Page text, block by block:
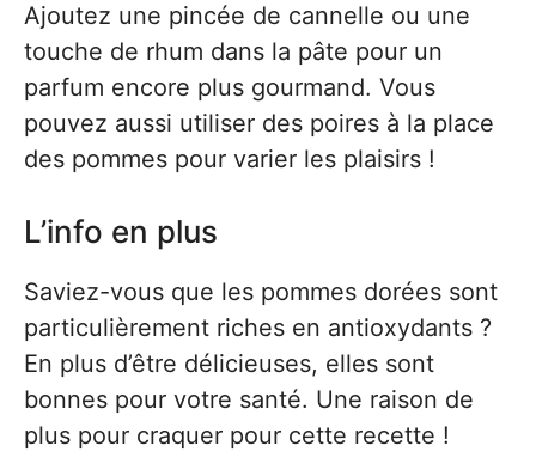
Ajoutez une pincée de cannelle ou une
touche de rhum dans la pâte pour un
parfum encore plus gourmand. Vous
pouvez aussi utiliser des poires à la place
des pommes pour varier les plaisirs !
L’info en plus
Saviez-vous que les pommes dorées sont
particulièrement riches en antioxydants ?
En plus d’être délicieuses, elles sont
bonnes pour votre santé. Une raison de
plus pour craquer pour cette recette !